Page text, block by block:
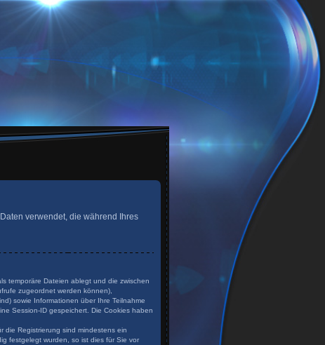
verwendet, die während Ihres
temporäre Dateien ablegt und die zwischen
zugeordnet werden können),
sowie Informationen über Ihre Teilnahme
Session-ID gespeichert. Die Cookies haben
die Registrierung sind mindestens ein
festgelegt wurden, so ist dies für Sie vor